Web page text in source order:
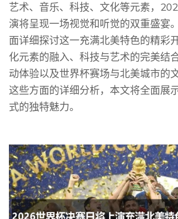
艺术、音乐、科技、文化等元素，
演将呈现一场视觉和听觉的双重盛宴
面详细探讨这一充满北美特色的精彩
化元素的融入、科技与艺术的完美结
动体验以及世界杯赛场与北美城市的
这些方面的详细分析，本文将全面展
式的独特魅力。